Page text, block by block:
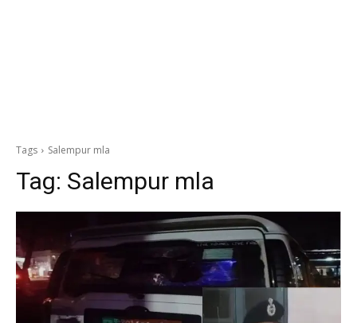
Tags Salempur mla
Tag: Salempur mla